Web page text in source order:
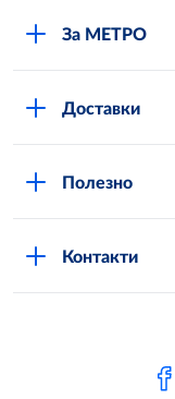
За МЕТРО
METRO AG
Доставки
Полезно
Контакти